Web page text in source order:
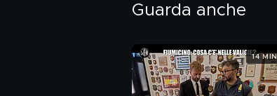
Guarda anche
14 MIN